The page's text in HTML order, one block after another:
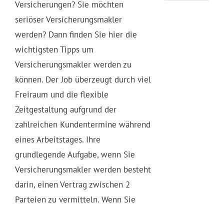
Versicherungen? Sie möchten
seriöser Versicherungsmakler
werden? Dann finden Sie hier die
wichtigsten Tipps um
Versicherungsmakler werden zu
können. Der Job überzeugt durch viel
Freiraum und die flexible
Zeitgestaltung aufgrund der
zahlreichen Kundentermine während
eines Arbeitstages. Ihre
grundlegende Aufgabe, wenn Sie
Versicherungsmakler werden besteht
darin, einen Vertrag zwischen 2
Parteien zu vermitteln. Wenn Sie